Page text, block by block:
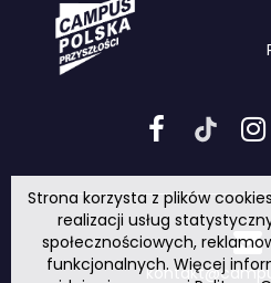
Strona korzysta z plików
realizacji usług
społecznościowych,
funkcjonalnych. Więcej